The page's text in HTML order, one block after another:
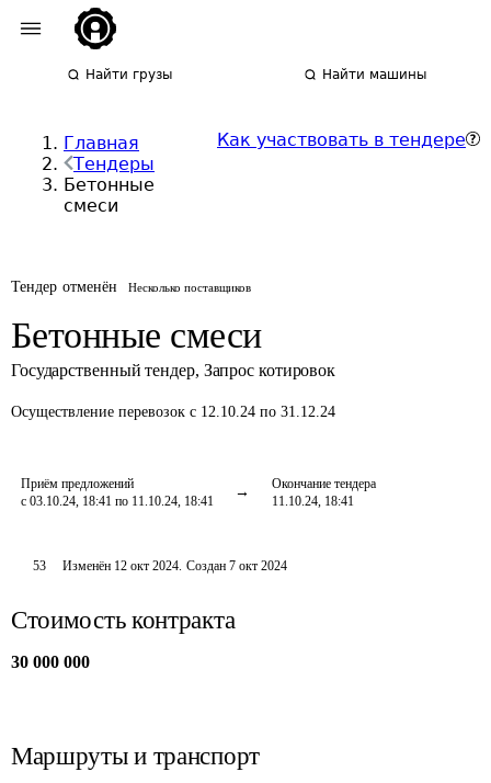
Найти грузы Найти машины
Главная
Тендеры
Бетонные
смеси
Как участвовать в тендере
Тендер отменён Несколько поставщиков
Бетонные смеси
Государственный тендер, Запрос котировок
Осуществление перевозок с 12.10.24 по 31.12.24
Приём предложений
с 03.10.24, 18:41 по 11.10.24, 18:41
Окончание тендера
11.10.24, 18:41
53 Изменён 12 окт 2024. Создан 7 окт 2024
Стоимость контракта
30 000 000
Маршруты и транспорт